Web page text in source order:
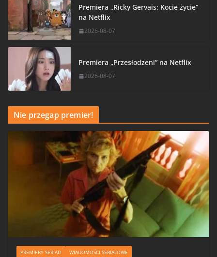
Premiera „Ricky Gervais: Kocie życie”
na Netflix
2026-08-07
Premiera „Przesłodzeni” na Netflix
2026-08-07
Nie przegap premier!
PREMIERY SERIALI WIADOMOŚCI SERIALOWE